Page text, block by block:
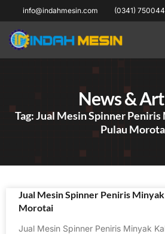
info@indahmesin.com (0341)
News &
Tag: Jual Mesin Spinner
Pulau
Jual Mesin Spinner Peniris
Morotai
Jual Mesin Spinner Peniris Minyak